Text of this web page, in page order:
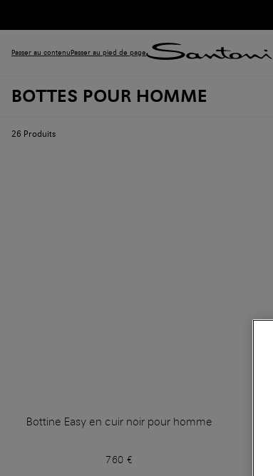
Passer au contenuPasser au pied de page
BOTTES POUR HOMME
26 Produits
Bottine Easy en cuir noir pour homme
760 €